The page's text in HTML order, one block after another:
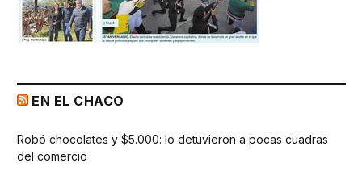
EN EL CHACO
Robó chocolates y $5.000: lo detuvieron a pocas cuadras
del comercio